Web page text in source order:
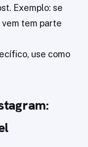
Exemplo: se
vem tem parte
use como